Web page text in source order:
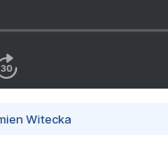
Witecka